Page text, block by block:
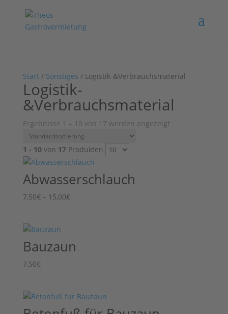
Start/ Sonstiges / Logistik-&Verbrauchsmaterial
Logistik-
&Verbrauchsmaterial
Ergebnisse 1 – 10 von 17 werden angezeigt
1 - 10 von 17Produkten
Abwasserschlauch
7,50€ – 15,00€Preisspanne:
Bauzaun
7,50€